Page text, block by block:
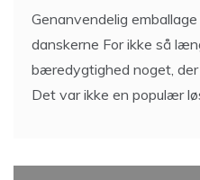
Genanvendelig
danskerne For ikke så
bæredygtighed noget,
Det var ikke en populær